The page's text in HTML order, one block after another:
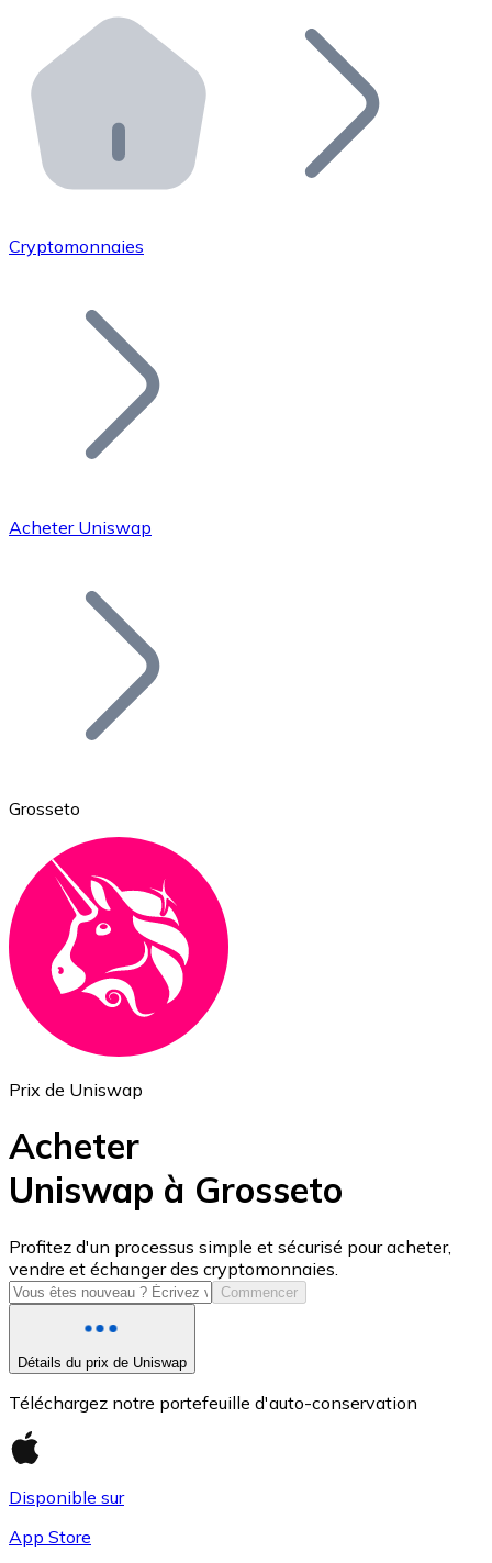
Distributeurs automatiques Bitnovo
Intégrez un ATM Bitnovo dans votre entreprise et
API Bitnovo
Intégrez notre API dans votre écosystème.
Rejoignez notre réseau de distributeurs et
Ajoutez le token de votre projet à notre service
Bitcoin
Ethereum
ETH
USD Coin
USDC
Cryptomonnaies
Acheter Uniswap
Grosseto
Prix de Uniswap
Acheter
Uniswap à Grosseto
Profitez d'un processus simple et sécurisé pour acheter,
vendre et échanger des cryptomonnaies.
Commencer
Détails du prix de Uniswap
Téléchargez notre portefeuille d'auto-conservation
Disponible sur
App Store